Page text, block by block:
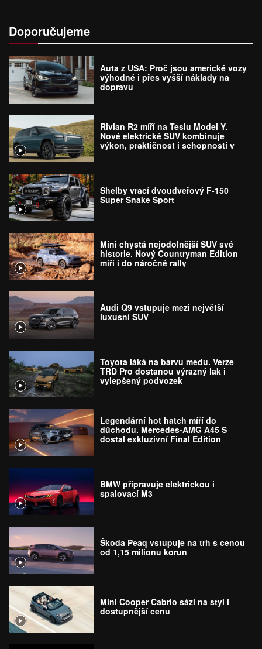
Doporučujeme
Auta z USA: Proč jsou americké vozy
výhodné i přes vyšší náklady na
dopravu
Rivian R2 míří na Teslu Model Y.
Nové elektrické SUV kombinuje
výkon, praktičnost i schopnosti v
Shelby vrací dvoudveřový F-150
Super Snake Sport
Mini chystá nejodolnější SUV své
historie. Nový Countryman Edition
míří i do náročné rally
Audi Q9 vstupuje mezi největší
luxusní SUV
Toyota láká na barvu medu. Verze
TRD Pro dostanou výrazný lak i
vylepšený podvozek
Legendární hot hatch míří do
důchodu. Mercedes-AMG A45 S
dostal exkluzivní Final Edition
BMW připravuje elektrickou i
spalovací M3
Škoda Peaq vstupuje na trh s cenou
od 1,15 milionu korun
Mini Cooper Cabrio sází na styl i
dostupnější cenu